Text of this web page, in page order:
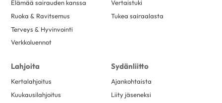
Elämää sairauden kanssa
Ruoka & Ravitsemus
Terveys & Hyvinvointi
Verkkoluennot
Vertaistuki
Tukea sairaalasta
Lahjoita
Kertalahjoitus
Kuukausilahjoitus
Sydänliitto
Ajankohtaista
Liity jäseneksi